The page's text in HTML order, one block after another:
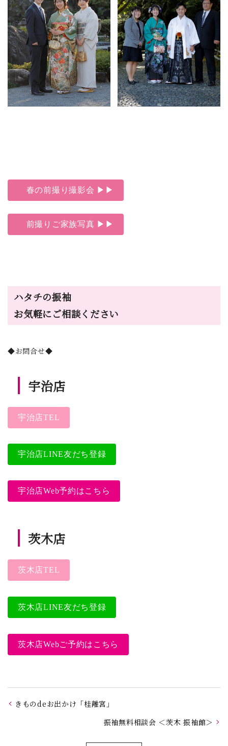
春の前撮り撮影会 ▶▶
前撮りご家族写真 ▶▶
ハタチの振袖
お気軽にご相談ください
◆お問合せ◆
宇治店
宇治店TEL
宇治店LINE友だち登録
宇治店Web予約はこちら
茨木店
茨木店TEL
茨木店LINE友だち登録
茨木店Webご予約はこちら
きものdeお出かけ「桂離宮」
振袖無料相談会 ＜茨木 振袖館＞